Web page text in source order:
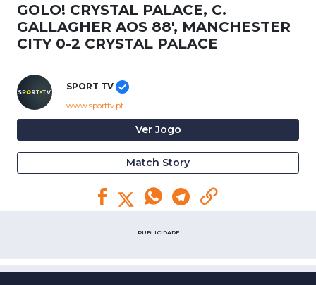
GOLO! CRYSTAL PALACE, C.
GALLAGHER AOS 88', MANCHESTER
CITY 0-2 CRYSTAL PALACE
SPORT TV
www.sporttv.pt
Ver Jogo
Match Story
PUBLICIDADE